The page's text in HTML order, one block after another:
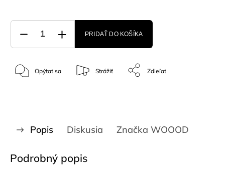
PRIDAŤ DO KOŠÍKA
Opýtať sa Strážiť Zdieľať
Popis Diskusia Značka WOOOD
Podrobný popis